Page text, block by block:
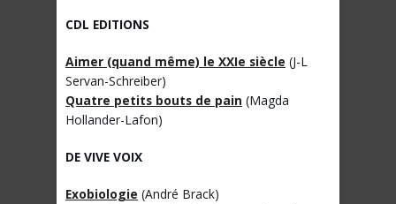
CDL EDITIONS
Aimer (quand même) le XXIe siècle (J-L
Servan-Schreiber)
Quatre petits bouts de pain (Magda
Hollander-Lafon)
DE VIVE VOIX
Exobiologie (André Brack)